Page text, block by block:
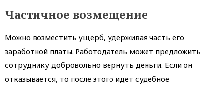
Частичное возмещение
Можно возместить ущерб, удерживая часть его
заработной платы. Работодатель может предложить
сотруднику добровольно вернуть деньги. Если он
отказывается, то после этого идет судебное